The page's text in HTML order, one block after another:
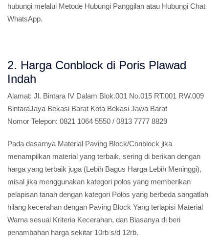
hubungi melalui Metode Hubungi Panggilan atau Hubungi Chat
WhatsApp.
2. Harga Conblock di Poris Plawad
Indah
Alamat: Jl. Bintara IV Dalam Blok.001 No.015 RT.001 RW.009
BintaraJaya Bekasi Barat Kota Bekasi Jawa Barat
Nomor Telepon: 0821 1064 5550 / 0813 7777 8829
Pada dasarnya Material Paving Block/Conblock jika
menampilkan material yang terbaik, sering di berikan dengan
harga yang terbaik juga (Lebih Bagus Harga Lebih Meninggi),
misal jika menggunakan kategori polos yang memberikan
pelapisan tanah dengan kategori Polos yang berbeda sangatlah
hilang kecerahan dengan Paving Block Yang terlapisi Material
Warna sesuai Kriteria Kecerahan, dan Biasanya di beri
penambahan harga sekitar 10rb s/d 12rb.